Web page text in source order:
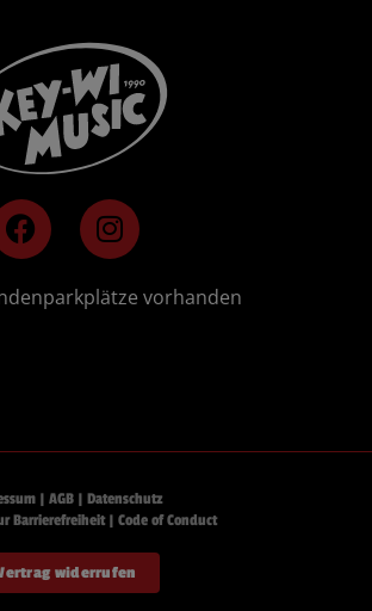
F
a
c
e
I
n
s
t
m
vorhanden
|AGB |Datenschutz
Barrierefreiheit|Code of Conduct
widerrufen